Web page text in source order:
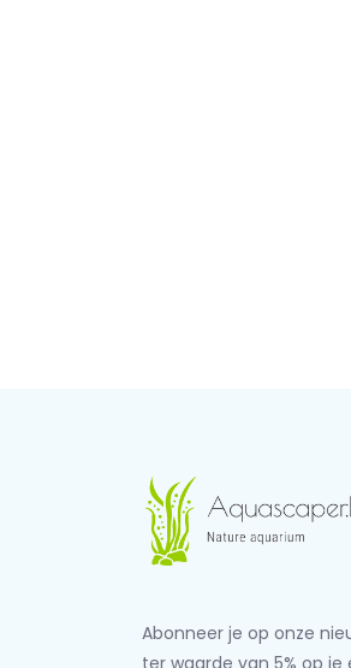
Abonneer je op onze
ter waarde van 5% op je